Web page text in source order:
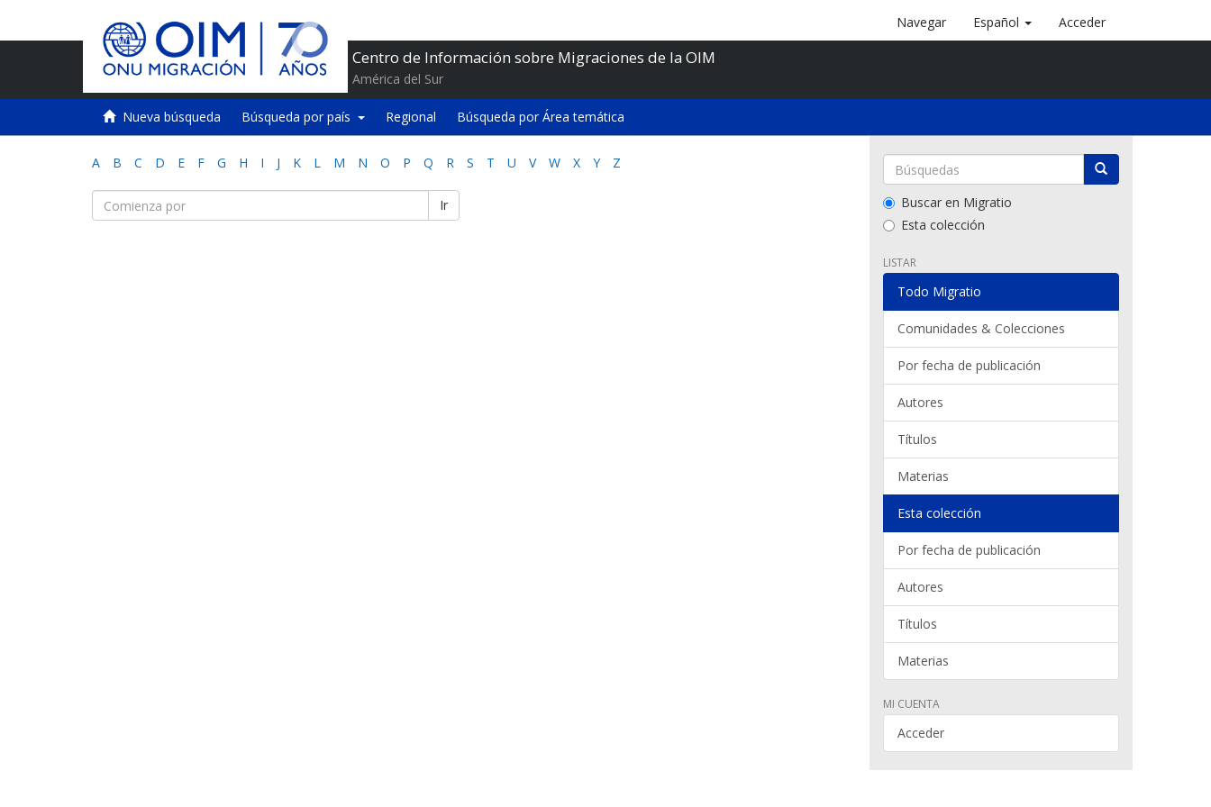
Centro de Información sobre Migraciones de la OIM
América del Sur
Navegar Español Acceder
Nueva búsqueda Búsqueda por país Regional Búsqueda por Área temática
A B C D E F G H I J K L M N O P Q R S T U V W X Y Z
Ir
Buscar en Migratio
Esta colección
LISTAR
Todo Migratio
Comunidades & Colecciones
Por fecha de publicación
Autores
Títulos
Materias
Esta colección
Por fecha de publicación
Autores
Títulos
Materias
MI CUENTA
Acceder